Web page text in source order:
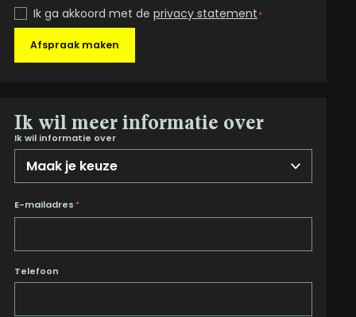
Ik ga akkoord met deprivacy statement*
Afspraak maken
Ik wil meer informatie over
Ik wil informatie over
E-mailadres *
Telefoon